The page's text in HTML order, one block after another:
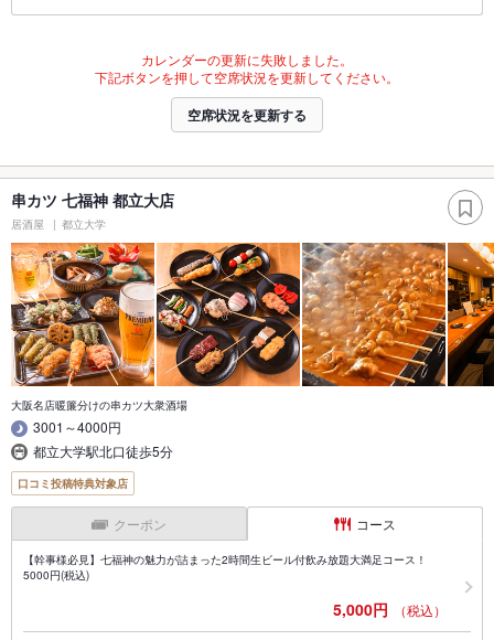
カレンダーの更新に失敗しました。
下記ボタンを押して空席状況を更新してください。
空席状況を更新する
串カツ 七福神 都立大店
居酒屋 都立大学
大阪名店暖簾分けの串カツ大衆酒場
3001～4000円
都立大学駅北口徒歩5分
口コミ投稿特典対象店
クーポン コース
【幹事様必見】七福神の魅力が詰まった2時間生ビール付飲み放題大満足コース！
5000円(税込)
5,000円 （税込）